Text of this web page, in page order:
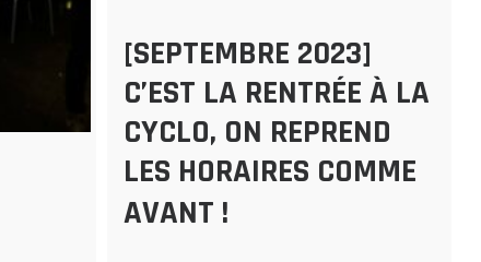
[SEPTEMBRE 2023]
C’EST LA RENTRÉE À LA
CYCLO, ON REPREND
LES HORAIRES COMME
AVANT !